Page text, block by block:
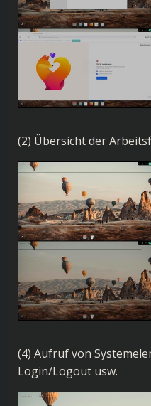
(2) Übersicht der
(4) Aufruf von
Login/Logout usw.